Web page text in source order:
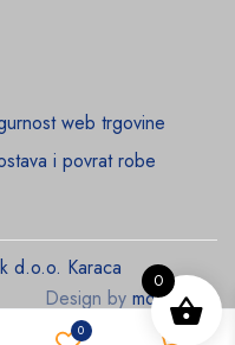
0 0
web trgovine
i povrat robe
d.o.o. Karaca
Design by monroe.ba
0